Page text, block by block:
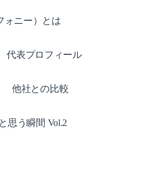
ォニー）とは
代表プロフィール
他社との比較
思う瞬間 Vol.2